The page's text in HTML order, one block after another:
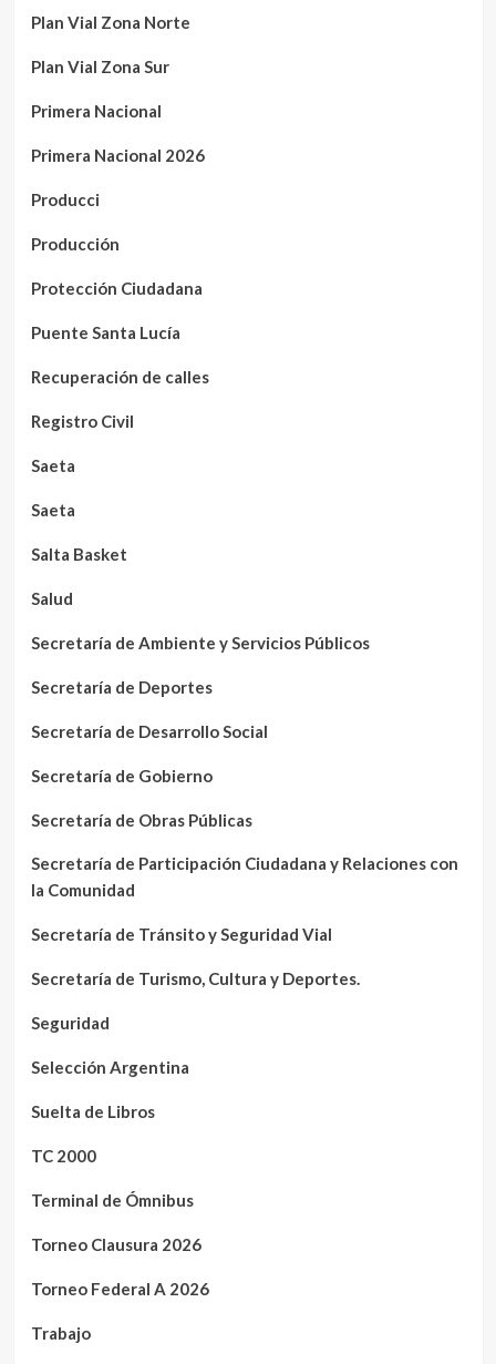
Plan Vial Zona Norte
Plan Vial Zona Sur
Primera Nacional
Primera Nacional 2026
Producci
Producción
Protección Ciudadana
Puente Santa Lucía
Recuperación de calles
Registro Civil
Saeta
Saeta
Salta Basket
Salud
Secretaría de Ambiente y Servicios Públicos
Secretaría de Deportes
Secretaría de Desarrollo Social
Secretaría de Gobierno
Secretaría de Obras Públicas
Secretaría de Participación Ciudadana y Relaciones con
la Comunidad
Secretaría de Tránsito y Seguridad Vial
Secretaría de Turismo, Cultura y Deportes.
Seguridad
Selección Argentina
Suelta de Libros
TC 2000
Terminal de Ómnibus
Torneo Clausura 2026
Torneo Federal A 2026
Trabajo